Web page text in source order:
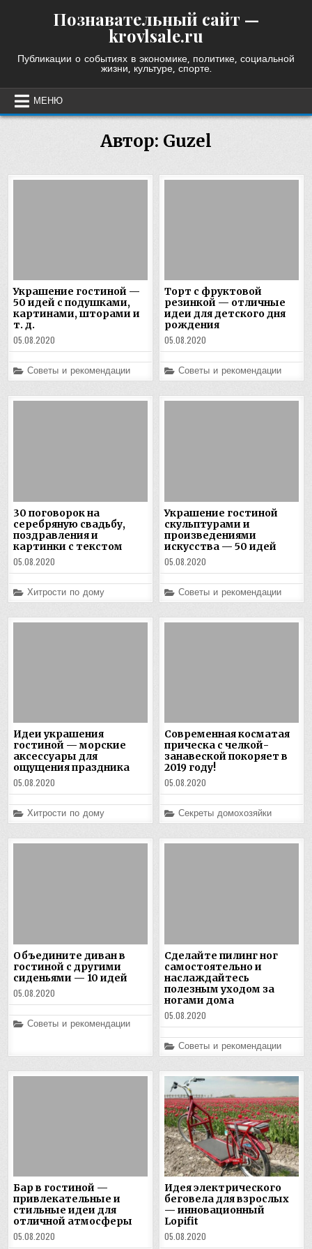
Познавательный сайт —
krovlsale.ru
Публикации о событиях в экономике, политике, социальной
жизни, культуре, спорте.
МЕНЮ
Автор: Guzel
Украшение гостиной —
50 идей с подушками,
картинами, шторами и
т. д.
05.08.2020
Posted
in
Советы и рекомендации
Торт с фруктовой
резинкой — отличные
идеи для детского дня
рождения
05.08.2020
Posted
in
Советы и рекомендации
30 поговорок на
серебряную свадьбу,
поздравления и
картинки с текстом
05.08.2020
Posted
in
Хитрости по дому
Украшение гостиной
скульптурами и
произведениями
искусства — 50 идей
05.08.2020
Posted
in
Советы и рекомендации
Идеи украшения
гостиной — морские
аксессуары для
ощущения праздника
05.08.2020
Posted
in
Хитрости по дому
Современная косматая
прическа с челкой-
занавеской покоряет в
2019 году!
05.08.2020
Posted
in
Секреты домохозяйки
Объедините диван в
гостиной с другими
сиденьями — 10 идей
05.08.2020
Posted
Советы и рекомендации
Сделайте пилинг ног
самостоятельно и
наслаждайтесь
полезным уходом за
ногами дома
05.08.2020
Posted
in
Советы и рекомендации
Бар в гостиной —
привлекательные и
стильные идеи для
отличной атмосферы
05.08.2020
Идея электрического
беговела для взрослых
— инновационный
Lopifit
05.08.2020